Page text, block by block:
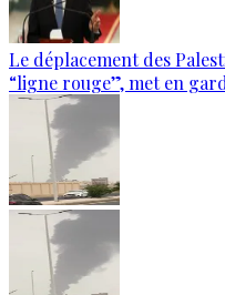
Le déplacement des
“ligne rouge”, met en